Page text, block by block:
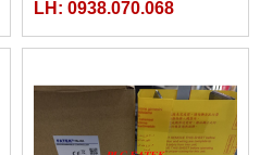
LH: 0938.070.068